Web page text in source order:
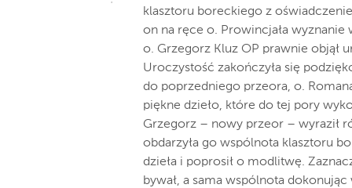
klasztoru boreckiego z
on na ręce o. Prowincjała
o. Grzegorz Kluz OP prawnie objął
Uroczystość zakończyła się
do poprzedniego przeora, o.
piękne dzieło, które do tej pory
Grzegorz – nowy przeor – wyraził
obdarzyła go wspólnota klasztoru
dzieła i poprosił o modlitwę.
bywał, a sama wspólnota